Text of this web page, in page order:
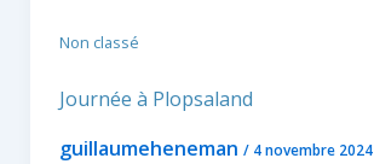
Non classé
Journée à Plopsaland
guillaumeheneman / 4 novembre 2024